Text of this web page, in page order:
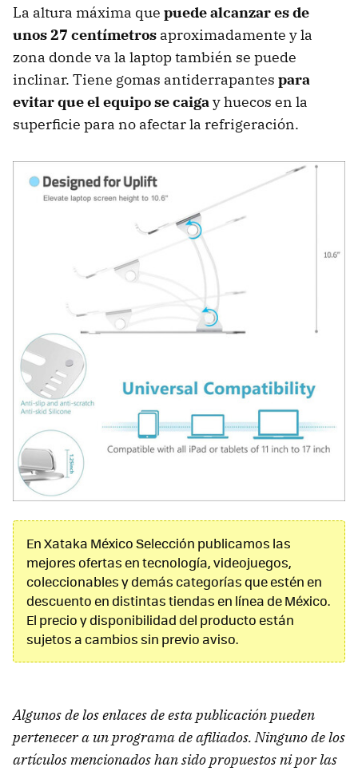
La altura máxima que puede alcanzar es de
unos 27 centímetros aproximadamente y la
zona donde va la laptop también se puede
inclinar. Tiene gomas antiderrapantes para
evitar que el equipo se caigay huecos en la
superficie para no afectar la refrigeración.
En Xataka México Selección publicamos las
mejores ofertas en tecnología, videojuegos,
coleccionables y demás categorías que estén en
descuento en distintas tiendas en línea de México.
El precio y disponibilidad del producto están
sujetos a cambios sin previo aviso.
Algunos de los enlaces de esta publicación pueden
pertenecer a un programa de afiliados. Ninguno de los
artículos mencionados han sido propuestos ni por las